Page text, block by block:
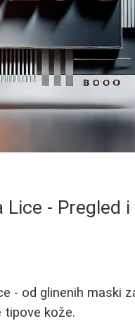
Lice - Pregled
- od glinenih maski
tipove kože.